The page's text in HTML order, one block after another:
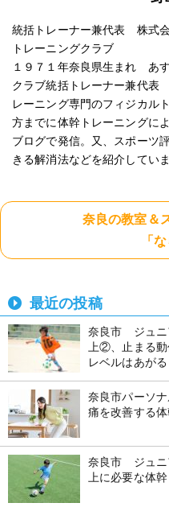
統括トレーナー兼代表 株式
トレーニングクラブ
１９７１年奈良県生まれ あ
クラブ統括トレーナー兼代表
レーニング専門のフィジカル
方までに体幹トレーニングに
ブログで発信。又、スポーツ
きる解消法などを紹介していま
奈良の教室＆
「
最近の投稿
奈良市 ジュニ
上②、止まる
レベルはあがる
奈良市パーソ
痛を改善する
奈良市 ジュニ
上に必要な体